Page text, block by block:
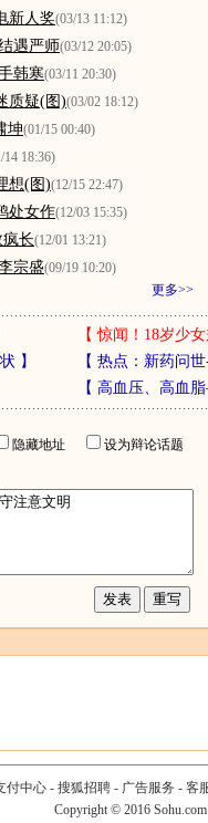
新人奖(03/13 11:12)
遇严师(03/12 20:05)
韩寒(03/11 20:30)
质疑(图)(03/02 18:12)
坤(01/15 00:40)
14 18:36)
想(图)(12/15 22:47)
处女作(12/03 15:35)
长(12/01 13:21)
宗盛(09/19 10:20)
更多>>
【惊闻！18岁少
】 【 热点：新药问
【 高血压、高血
隐藏地址
设为辩论话题
付中心- 搜狐招聘- 广告服务 - 客
Copyright © 2016